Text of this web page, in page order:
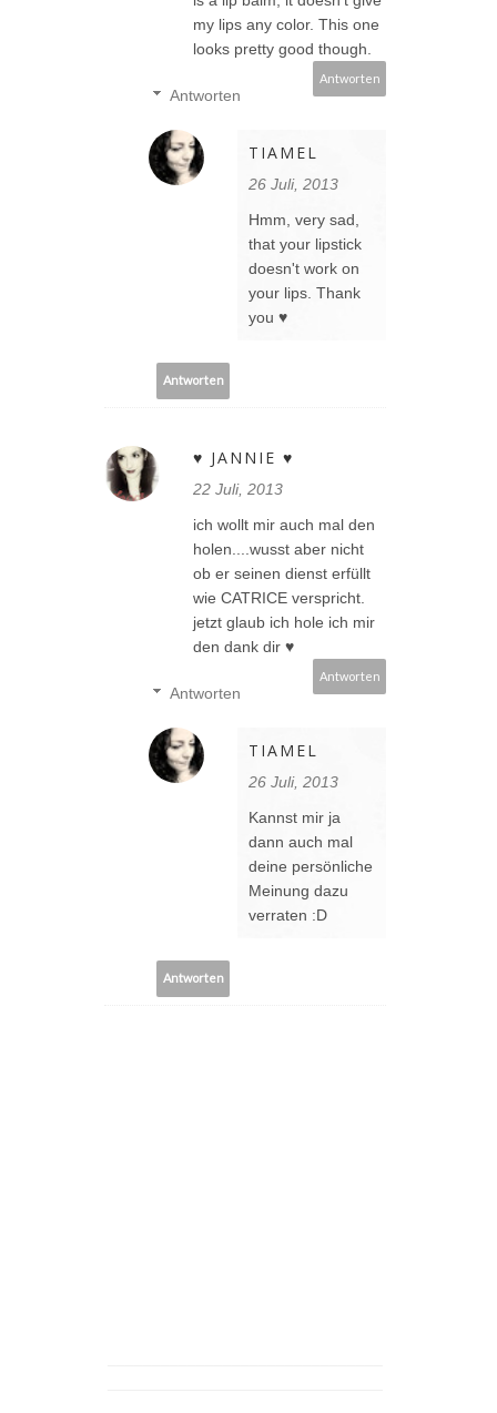
my lips any color. This one
looks pretty good though.
Antworten
Antworten
TIAMEL
26 Juli, 2013
Hmm, very sad,
that your lipstick
doesn't work on
your lips. Thank
you ♥
Antworten
♥ JANNIE ♥
22 Juli, 2013
ich wollt mir auch mal den
holen....wusst aber nicht
ob er seinen dienst erfüllt
wie CATRICE verspricht.
jetzt glaub ich hole ich mir
den dank dir ♥
Antworten
Antworten
TIAMEL
26 Juli, 2013
Kannst mir ja
dann auch mal
deine persönliche
Meinung dazu
verraten :D
Antworten